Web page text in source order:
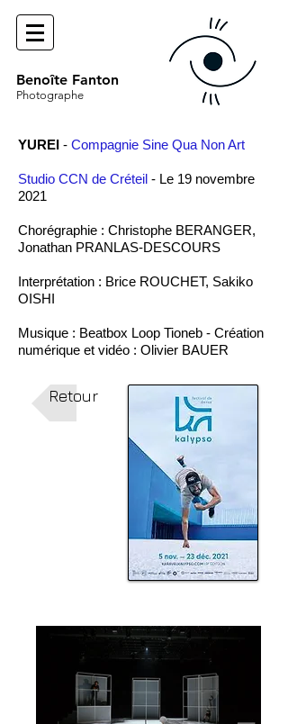
Benoîte Fanton
Photographe
YUREI - Compagnie Sine Qua Non Art
Studio CCN de Créteil - Le 19 novembre
2021
Chorégraphie : Christophe BERANGER,
Jonathan PRANLAS-DESCOURS
Interprétation : Brice ROUCHET, Sakiko
OISHI
Musique : Beatbox Loop Tioneb - Création
numérique et vidéo : Olivier BAUER
Retour